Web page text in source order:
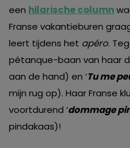
een hilarische column
Franse vakantieburen
leert tijdens het apéro.
pétanque-baan van haar
aan de hand) en ‘Tu me
mijn rug op). Haar Franse
voortdurend ‘dommage
pindakaas)!